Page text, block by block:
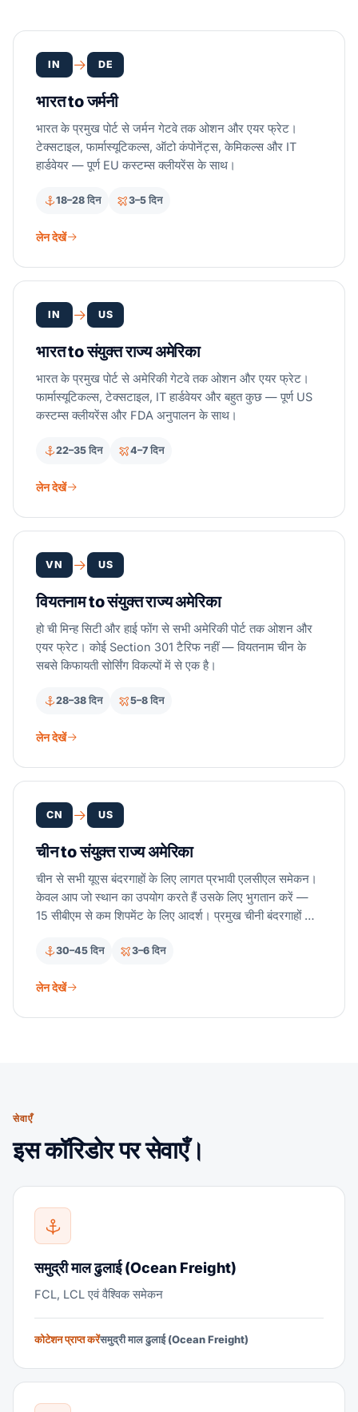
IN DE
भारत to जर्मनी
भारत के प्रमुख पोर्ट से जर्मन गेटवे तक ओशन और एयर फ्रेट।
टेक्सटाइल, फार्मास्यूटिकल्स, ऑटो कंपोनेंट्स, केमिकल्स और IT
हार्डवेयर — पूर्ण EU कस्टम्स क्लीयरेंस के साथ।
18–28 दिन 3–5 दिन
लेन देखें
IN US
भारत to संयुक्त राज्य अमेरिका
भारत के प्रमुख पोर्ट से अमेरिकी गेटवे तक ओशन और एयर फ्रेट।
फार्मास्यूटिकल्स, टेक्सटाइल, IT हार्डवेयर और बहुत कुछ — पूर्ण US
कस्टम्स क्लीयरेंस और FDA अनुपालन के साथ।
22–35 दिन 4–7 दिन
लेन देखें
VN US
वियतनाम to संयुक्त राज्य अमेरिका
हो ची मिन्ह सिटी और हाई फोंग से सभी अमेरिकी पोर्ट तक ओशन और
एयर फ्रेट। कोई Section 301 टैरिफ नहीं — वियतनाम चीन के
सबसे किफायती सोर्सिंग विकल्पों में से एक है।
28–38 दिन 5–8 दिन
लेन देखें
CN US
चीन to संयुक्त राज्य अमेरिका
चीन से सभी यूएस बंदरगाहों के लिए लागत प्रभावी एलसीएल समेकन।
केवल आप जो स्थान का उपयोग करते हैं उसके लिए भुगतान करें —
15 सीबीएम से कम शिपमेंट के लिए आदर्श। प्रमुख चीनी बंदरगाहों से
30–45 दिन 3–6 दिन
लेन देखें
सेवाएँ
इस कॉरिडोर पर सेवाएँ।
समुद्री माल ढुलाई (Ocean Freight)
FCL, LCL एवं वैश्विक समेकन
कोटेशन प्राप्त करेंसमुद्री माल ढुलाई (Ocean Freight)